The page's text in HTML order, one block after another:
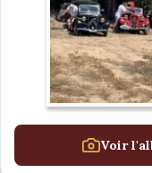
Voir